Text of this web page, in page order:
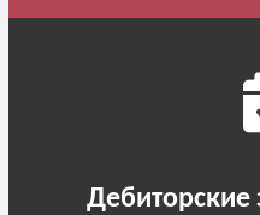
Дебиторские